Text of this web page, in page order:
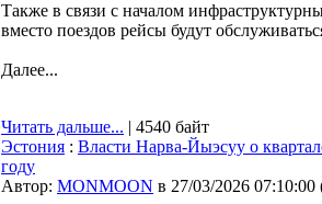
Также в связи с началом
вместо поездов рейсы будут
Далее...
Читать дальше... | 4540 байт
Эстония : Власти Нарва-Йыэсуу о
году
Автор: MONMOON в 27/03/2026 07:10:00